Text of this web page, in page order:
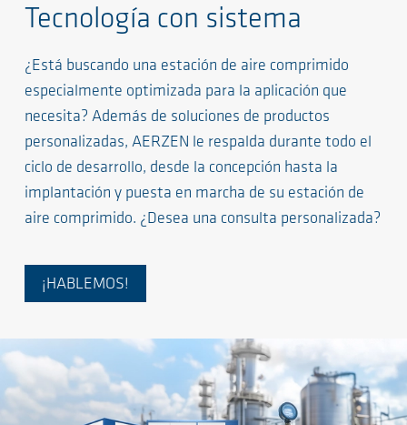
Tecnología con sistema
¿Está buscando una estación de aire comprimido
especialmente optimizada para la aplicación que
necesita? Además de soluciones de productos
personalizadas, AERZEN le respalda durante todo el
ciclo de desarrollo, desde la concepción hasta la
implantación y puesta en marcha de su estación de
aire comprimido. ¿Desea una consulta personalizada?
¡HABLEMOS!